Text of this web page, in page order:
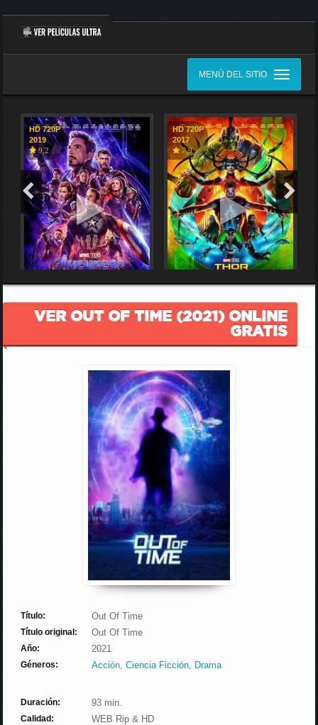
MENÚ DEL SITIO
HD 720P
2019
9,2
HD 720P
2017
7,9
VER OUT OF TIME (2021) ONLINE
GRATIS
Título: Out Of Time
Título original: Out Of Time
Año: 2021
Géneros: Acción,Ciencia Ficción, Drama
Duración: 93 min.
Calidad: WEB Rip & HD